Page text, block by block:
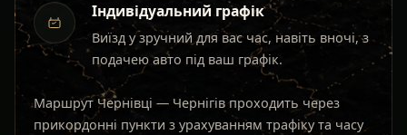
Індивідуальний графік
Виїзд у зручний для вас час, навіть вночі, з
подачею авто під ваш графік.
Маршрут Чернівці — Чернігів проходить через
прикордонні пункти з урахуванням трафіку та часу